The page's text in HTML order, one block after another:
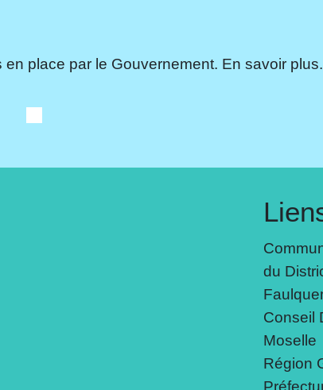
place par le Gouvernement. En savoir
du
Conseil
Moselle
Région